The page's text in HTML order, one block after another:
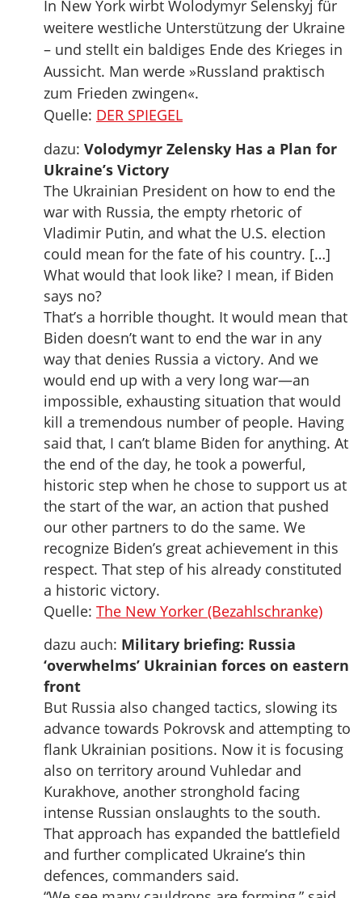
In New York wirbt Wolodymyr Selenskyj für
weitere westliche Unterstützung der Ukraine
– und stellt ein baldiges Ende des Krieges in
Aussicht. Man werde »Russland praktisch
zum Frieden zwingen«.
Quelle: DER SPIEGEL
dazu: Volodymyr Zelensky Has a Plan for
Ukraine’s Victory
The Ukrainian President on how to end the
war with Russia, the empty rhetoric of
Vladimir Putin, and what the U.S. election
could mean for the fate of his country. […]
What would that look like? I mean, if Biden
says no?
That’s a horrible thought. It would mean that
Biden doesn’t want to end the war in any
way that denies Russia a victory. And we
would end up with a very long war—an
impossible, exhausting situation that would
kill a tremendous number of people. Having
said that, I can’t blame Biden for anything. At
the end of the day, he took a powerful,
historic step when he chose to support us at
the start of the war, an action that pushed
our other partners to do the same. We
recognize Biden’s great achievement in this
respect. That step of his already constituted
a historic victory.
Quelle: The New Yorker (Bezahlschranke)
dazu auch: Military briefing: Russia
‘overwhelms’ Ukrainian forces on eastern
front
But Russia also changed tactics, slowing its
advance towards Pokrovsk and attempting to
flank Ukrainian positions. Now it is focusing
also on territory around Vuhledar and
Kurakhove, another stronghold facing
intense Russian onslaughts to the south.
That approach has expanded the battlefield
and further complicated Ukraine’s thin
defences, commanders said.